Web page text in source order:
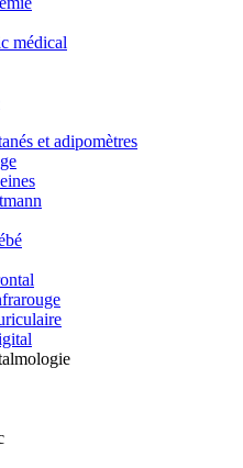
médical
et adipomètres